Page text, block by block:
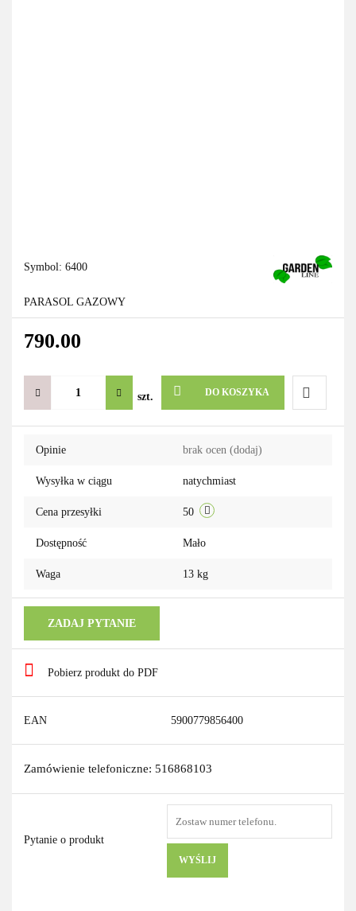
Symbol: 6400
PARASOL GAZOWY
790.00
szt. DO KOSZYKA
Do
Opinie brak ocen (dodaj)
Wysyłka w ciągu natychmiast
Cena przesyłki 50
Dostępność Mało
Waga 13 kg
ZADAJ PYTANIE
Pobierz produkt do PDF
EAN 5900779856400
Zamówienie telefoniczne: 516868103
Pytanie o produkt
WYŚLIJ